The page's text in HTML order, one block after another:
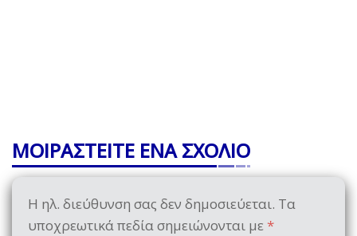
ΜΟΙΡΑΣΤΕΙΤΕ ΕΝΑ ΣΧΟΛΙΟ
Η ηλ. διεύθυνση σας δεν δημοσιεύεται. Τα
υποχρεωτικά πεδία σημειώνονται με *